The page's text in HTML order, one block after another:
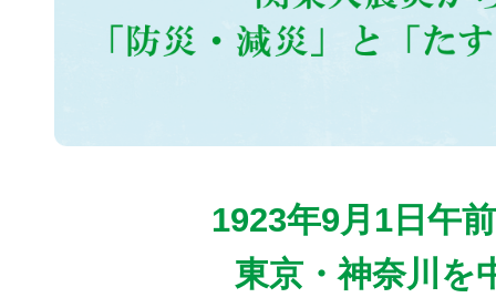
1923年9月1日午
東京・神奈川を